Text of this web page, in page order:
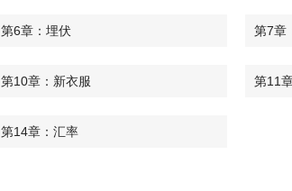
第6章：埋伏 第7章
第10章：新衣服 第11
第14章：汇率